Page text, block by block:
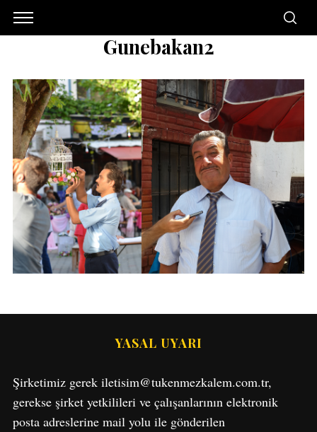
Gunebakan2
YASAL UYARI
Şirketimiz gerek iletisim@tukenmezkalem.com.tr,
gerekse şirket yetkilileri ve çalışanlarının elektronik
posta adreslerine mail yolu ile gönderilen